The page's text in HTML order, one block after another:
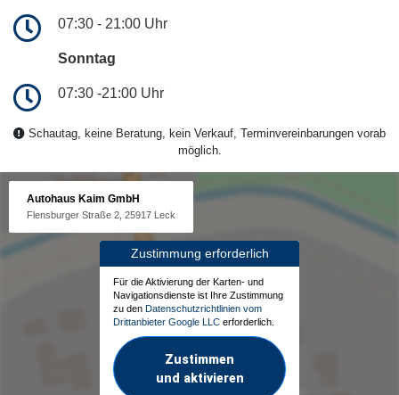
07:30 - 21:00 Uhr
Sonntag
07:30 -21:00 Uhr
Schautag, keine Beratung, kein Verkauf, Terminvereinbarungen vorab
möglich.
Autohaus Kaim GmbH
Flensburger Straße 2, 25917 Leck
Zustimmung erforderlich
Für die Aktivierung der Karten- und
Navigationsdienste ist Ihre Zustimmung
zu den Datenschutzrichtlinien vom
Drittanbieter Google LLC erforderlich.
Zustimmen
und aktivieren